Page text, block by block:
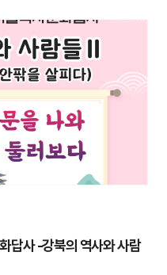
답사 -강북의 역사와 사람